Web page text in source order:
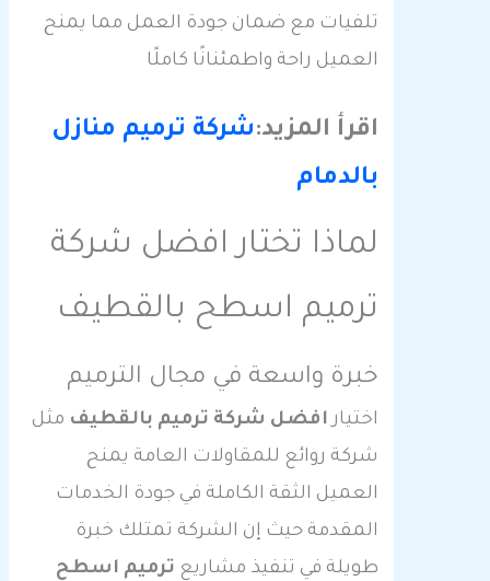
تلفيات مع ضمان جودة العمل مما يمنح
العميل راحة واطمئنانًا كاملًا
اقرأ المزيد:شركة ترميم منازل
بالدمام
لماذا تختار افضل شركة
ترميم اسطح بالقطيف
خبرة واسعة في مجال الترميم
اختيارافضل شركة ترميم بالقطيفمثل
شركة روائع للمقاولات العامة يمنح
العميل الثقة الكاملة في جودة الخدمات
المقدمة حيث إن الشركة تمتلك خبرة
طويلة في تنفيذ مشاريع ترميم اسطح